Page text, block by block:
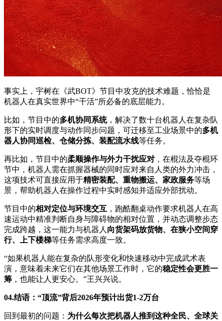
事实上，宇树在《武BOT》节目中攻克的技术难题，恰恰是
机器人在真实世界中“干活”所必备的底层能力。
比如，节目中的多机协同系统，解决了数十台机器人在复杂队
形下的实时调度与动作同步问题，可迁移至工业场景中的多机
器人协同巡检、仓储分拣、装配流水线等任务。
再比如，节目中的柔顺操作与外力干扰应对 ，在棍法及夺棍环
节中，机器人需在抓握器械的同时应对来自人类的外力冲击，
这项技术可直接应用于精密装配、重物搬运、家政服务等场
景，帮助机器人在操作过程中实时感知并适应外部扰动。
节目中的相对定位与环境交互 ，跑酷翻桌动作要求机器人在高
速运动中精准判断自身与障碍物的相对位置，并动态调整步态
完成跨越，这一能力与机器人 向货架码放货物、在狭小空间穿
行、上下楼梯等任务需求高度一致。
“如果机器人能在复杂的队形变化和快速移动中完成武术表
演，意味着未来它们在其他场景工作时，它的稳定性会更胜一
筹 ，也能让人更安心。”王兴兴说。
04.结语：“顶流”背后2026年预计出货1-2万台
回到最初的问题： 为什么每次把机器人推到这种全民、全球关